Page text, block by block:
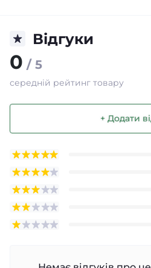
Відгуки
0 / 5
середній рейтинг товару
+ Додати